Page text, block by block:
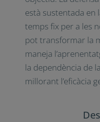
El llibre no es
acadèmic. Les
aplicables a
diària. Destaca,
de crear hàbits i
qualsevol objectiu.
establir un temps